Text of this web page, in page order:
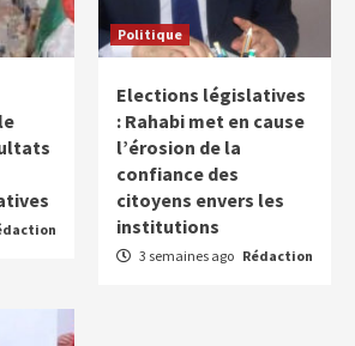
Politique
Elections législatives
: Rahabi met en cause
l’érosion de la
confiance des
citoyens envers les
institutions
3 semaines ago Rédaction